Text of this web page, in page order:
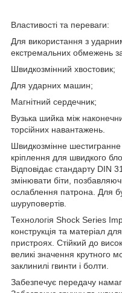
Властивості та переваги:
Для використання з
екстремальних обмежень
Швидкозмінний хвостовик;
Для ударних машин;
Магнітний сердечник;
Вузька шийка між
торсійних навантажень.
Швидкозмінне
кріплення для швидкого
Відповідає стандарту DIN
змінювати біти,
ослаблення патрона. Для
шуруповертів.
Технологія Shock Series
конструкція та матеріал
пристроях. Стійкий до
великі значення крутного
заклинилі гвинти і болти.
Забезпечує передачу